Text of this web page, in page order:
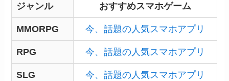
ジャンル おすすめスマホゲーム
MMORPG 今、話題の人気スマホアプリ
RPG 今、話題の人気スマホアプリ
SLG 今、話題の人気スマホアプリ